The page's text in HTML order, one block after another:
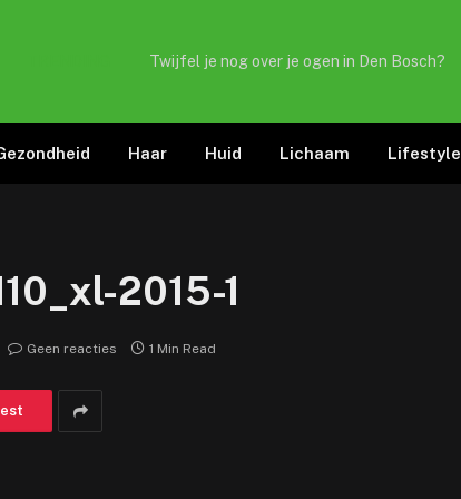
Twijfel je nog over je ogen in Den Bosch?
Haar Huid Lichaam Lifestyle
2015-1
Geen reacties 1 Min Read